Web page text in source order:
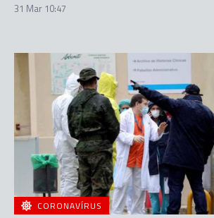
31 Mar 10:47
CORONAVÍRUS